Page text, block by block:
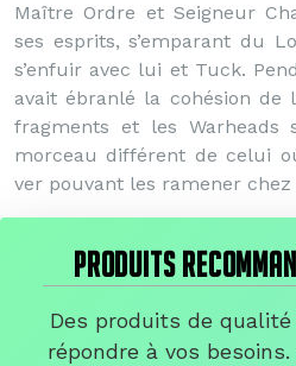
Maître Ordre et Seigneur
ses esprits, s’emparant du
s’enfuir avec lui et Tuck.
avait ébranlé la cohésion de
fragments et les
morceau différent de celui
ver pouvant les ramener chez
PRODUITS
Des produits de
répondre à vos